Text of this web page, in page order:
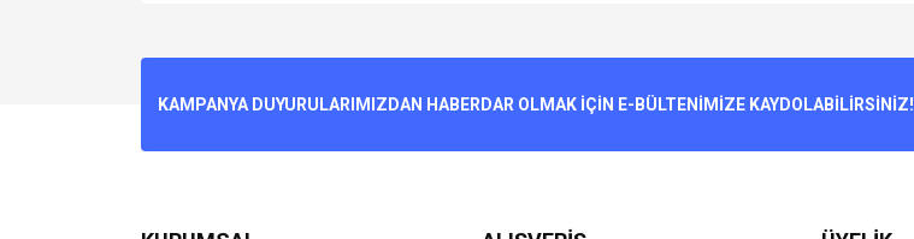
Ürün resmi kalitesiz, bozuk veya görüntülenemiyor.
Bu ürüne benzer farklı alternatifler olmalı.
KAMPANYA DUYURULARIMIZDAN HABERDAR OLMAK İÇİN E-BÜLTENİMİZE KAYDOLABİLİRSİNİZ!